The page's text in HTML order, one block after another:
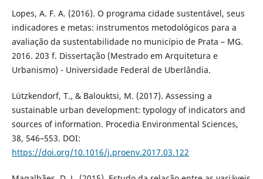
Lopes, A. F. A. (2016). O programa cidade sustentável, seus
indicadores e metas: instrumentos metodológicos para a
avaliação da sustentabilidade no município de Prata – MG.
2016. 203 f. Dissertação (Mestrado em Arquitetura e
Urbanismo) - Universidade Federal de Uberlândia.
Lützkendorf, T., & Balouktsi, M. (2017). Assessing a
sustainable urban development: typology of indicators and
sources of information. Procedia Environmental Sciences,
38, 546–553. DOI:
https://doi.org/10.1016/j.proenv.2017.03.122